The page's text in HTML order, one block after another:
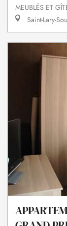
MEUBLÉS ET
Saint-Lary-